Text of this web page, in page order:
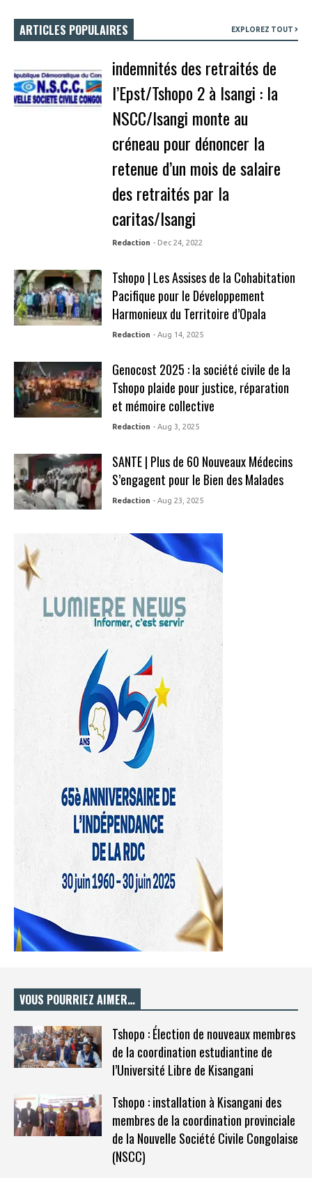
ARTICLES POPULAIRES EXPLOREZ TOUT
indemnités des retraités de
l’Epst/Tshopo 2 à Isangi : la
NSCC/Isangi monte au
créneau pour dénoncer la
retenue d’un mois de salaire
des retraités par la
caritas/Isangi
Redaction - Dec 24, 2022
Tshopo | Les Assises de la Cohabitation
Pacifique pour le Développement
Harmonieux du Territoire d’Opala
Redaction - Aug 14, 2025
Genocost 2025 : la société civile de la
Tshopo plaide pour justice, réparation
et mémoire collective
Redaction - Aug 3, 2025
SANTE | Plus de 60 Nouveaux Médecins
S’engagent pour le Bien des Malades
Redaction - Aug 23, 2025
VOUS POURRIEZ AIMER…
Tshopo : Élection de nouveaux membres
de la coordination estudiantine de
l’Université Libre de Kisangani
Tshopo : installation à Kisangani des
membres de la coordination provinciale
de la Nouvelle Société Civile Congolaise
(NSCC)